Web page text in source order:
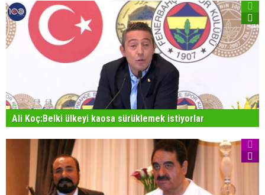
Ali Koç:Belki ülkeyi kaosa sürüklemek istiyorlar